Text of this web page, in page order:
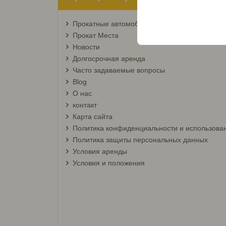
платформе путем
Прокатные автомобили
Прокат Места
Новости
Долгосрочная аренда
Часто задаваемые вопросы
Blog
О нас
контакт
Карта сайта
Политика конфиденциальности и
Политика защиты персональных данных
Условия аренды
Условия и положения